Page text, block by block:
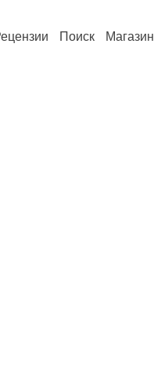
Поиск Магазин